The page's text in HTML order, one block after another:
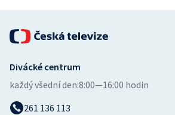
Divácké centrum
každý všední den:8:00—16:00 hodin
261 136 113